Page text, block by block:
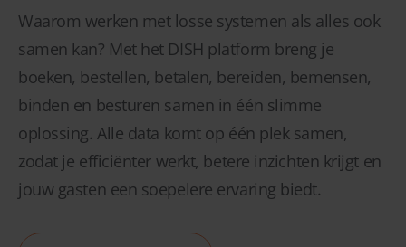
Waarom werken met losse systemen als alles ook
samen kan? Met het DISH platform breng je
boeken, bestellen, betalen, bereiden, bemensen,
binden en besturen samen in één slimme
oplossing. Alle data komt op één plek samen,
zodat je efficiënter werkt, betere inzichten krijgt en
jouw gasten een soepelere ervaring biedt.